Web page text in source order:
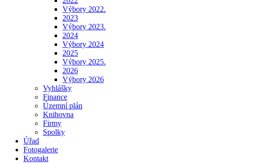
Výbory 2022.
2023
Výbory 2023.
2024
Výbory 2024
2025
Výbory 2025.
2026
Výbory 2026
Vyhlášky
Finance
Územní plán
Knihovna
Firmy
Spolky
Úřad
Fotogalerie
Kontakt